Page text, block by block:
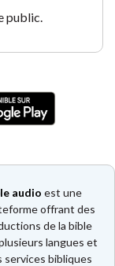
public.
audio est une
offrant des
de la bible
langues et
bibliques